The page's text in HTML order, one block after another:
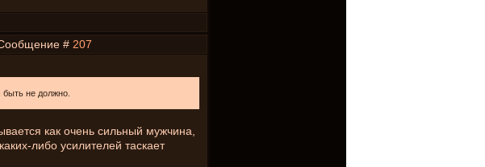
# 207
не должно.
как очень сильный мужчина,
либо усилителей таскает